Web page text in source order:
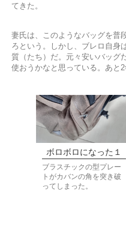
てきた。
妻氏は、このようなバッグを普
ろという。しかし、ブレロ自身
質（たち）だ。元々安いバッグ
使おうかなと思っている。あと
ボロボロになった１
ブラスチックの型プレー
トがカバンの角を突き破
ってしまった。